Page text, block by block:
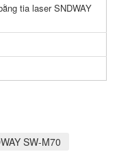
tia laser SNDWAY
SW-M70